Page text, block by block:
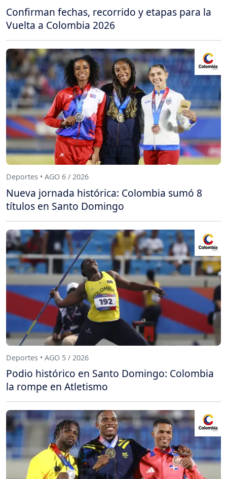
Confirman fechas, recorrido y etapas para la
Vuelta a Colombia 2026
Deportes • AGO 6 / 2026
Nueva jornada histórica: Colombia sumó 8
títulos en Santo Domingo
Deportes • AGO 5 / 2026
Podio histórico en Santo Domingo: Colombia
la rompe en Atletismo